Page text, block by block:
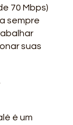
70 Mbps)
sempre
suas
é um